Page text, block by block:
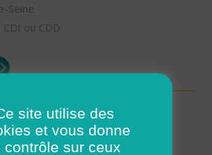
Seine
ou CDD
(H/F)
ou CDD
site utilise des
et vous donne
contrôle sur ceux